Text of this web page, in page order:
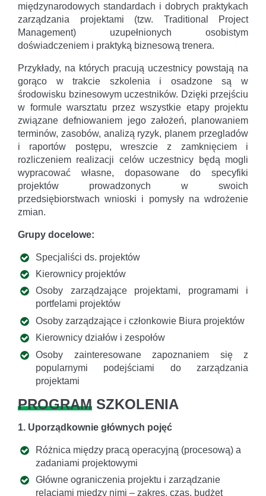
międzynarodowych standardach i dobrych praktykach
zarządzania projektami (tzw. Traditional Project
Management) uzupełnionych osobistym
doświadczeniem i praktyką biznesową trenera.
Przykłady, na których pracują uczestnicy powstają na
gorąco w trakcie szkolenia i osadzone są w
środowisku bzinesowym uczestników. Dzięki przejściu
w formule warsztatu przez wszystkie etapy projektu
związane defniowaniem jego założeń, planowaniem
terminów, zasobów, analizą ryzyk, planem przegladów
i raportów postępu, wreszcie z zamknięciem i
rozliczeniem realizacji celów uczestnicy będą mogli
wypracować własne, dopasowane do specyfiki
projektów prowadzonych w swoich
przedsiębiorstwach wnioski i pomysły na wdrożenie
zmian.
Grupy docelowe:
Specjaliści ds. projektów
Kierownicy projektów
Osoby zarządzające projektami, programami i
portfelami projektów
Osoby zarządzające i członkowie Biura projektów
Kierownicy działów i zespołów
Osoby zainteresowane zapoznaniem się z
popularnymi podejściami do zarządzania
projektami
PROGRAM SZKOLENIA
1. Uporządkownie głównych pojęć
Różnica między pracą operacyjną (procesową) a
zadaniami projektowymi
Główne ograniczenia projektu i zarządzanie
relacjami między nimi – zakres, czas, budżet